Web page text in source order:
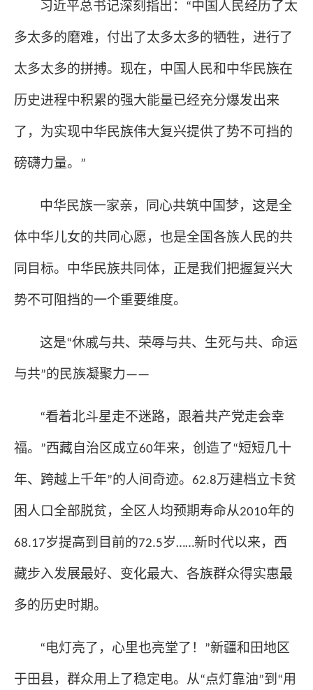
习近平总书记深刻指出： “中国人民经历了太
多太多的磨难，付出了太多太多的牺牲，进行了
太多太多的拼搏。现在，中国人民和中华民族在
历史进程中积累的强大能量已经充分爆发出来
了，为实现中华民族伟大复兴提供了势不可挡的
磅礴力量。 ”
中华民族一家亲，同心共筑中国梦，这是全
体中华儿女的共同心愿，也是全国各族人民的共
同目标。中华民族共同体，正是我们把握复兴大
势不可阻挡的一个重要维度。
这是“休戚与共、荣辱与共、生死与共、命运
与共”的民族凝聚力——
“看着北斗星走不迷路，跟着共产党走会幸
福。 ”西藏自治区成立60年来，创造了“短短几十
年、跨越上千年”的人间奇迹。 62.8万建档立卡贫
困人口全部脱贫，全区人均预期寿命从2010年的
68.17岁提高到目前的72.5岁……新时代以来，西
藏步入发展最好、变化最大、各族群众得实惠最
多的历史时期。
“电灯亮了，心里也亮堂了！ ”新疆和田地区
于田县，群众用上了稳定电。从“点灯靠油”到 “用